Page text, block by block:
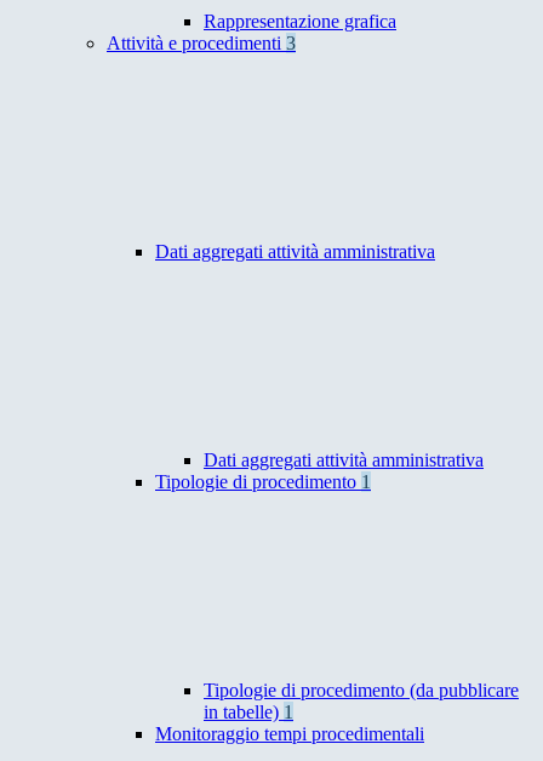
Rappresentazione grafica
Attività e procedimenti 3
Dati aggregati attività amministrativa
Dati aggregati attività amministrativa
Tipologie di procedimento 1
Tipologie di procedimento (da pubblicare
in tabelle) 1
Monitoraggio tempi procedimentali